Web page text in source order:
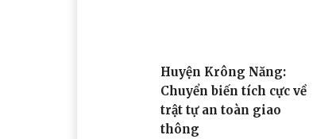
Huyện Krông Năng:
Chuyển biến tích cực về
trật tự an toàn giao
thông